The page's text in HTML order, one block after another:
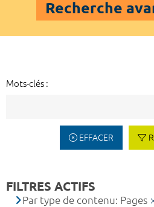
Recherche
Mots-clés :
EFFACER
FILTRES ACTIFS
Par type de contenu: Pages